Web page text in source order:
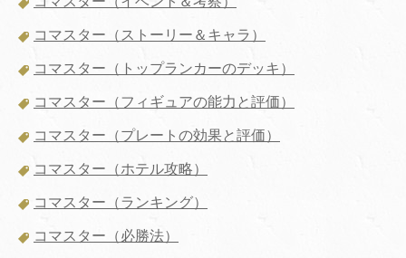
コマスター（ストーリー＆キャラ）
コマスター（トップランカーのデッキ）
コマスター（フィギュアの能力と評価）
コマスター（プレートの効果と評価）
コマスター（ホテル攻略）
コマスター（ランキング）
コマスター（必勝法）